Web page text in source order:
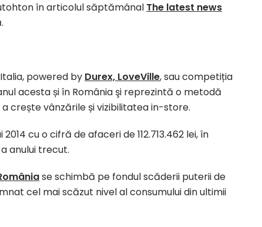
în articolul săptămânal The latest news
powered by Durex, LoveVille, sau competiția
acesta și în România şi reprezintă o metodă
crește vânzările și vizibilitatea in-store.
cu o cifră de afaceri de 112.713.462 lei, în
anului trecut.
se schimbă pe fondul scăderii puterii de
cel mai scăzut nivel al consumului din ultimii